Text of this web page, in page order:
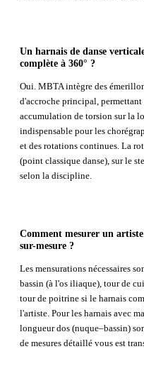
Un harnais de danse
complète à 360° ?
Oui. MBTA intègre des
d'accroche principal,
accumulation de torsion sur la
indispensable pour les
et des rotations continues. La
(point classique danse), sur le
selon la discipline.
Comment mesurer un
sur-mesure ?
Les mensurations nécessaires
bassin (à l'os iliaque), tour de
tour de poitrine si le harnais
l'artiste. Pour les harnais avec
longueur dos (nuque–bassin)
de mesures détaillé vous est